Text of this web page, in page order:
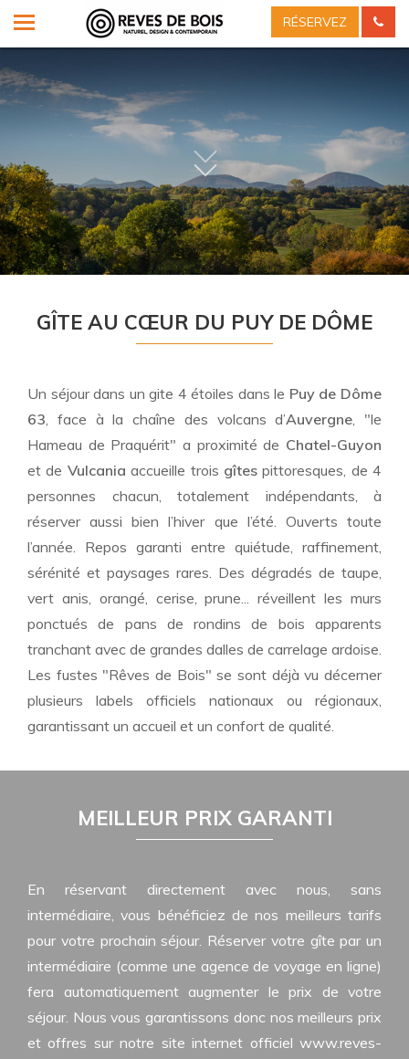
RÉSERVEZ
GÎTE AU CŒUR DU PUY DE DÔME
Un séjour dans ungite 4 étoiles dans le Puy de Dôme
63, face à la chaîne des volcans d’Auvergne, "le
Hameau de Praquérit" a proximité de Chatel-Guyon
et de Vulcania accueille trois gîtespittoresques, de 4
personnes chacun, totalement indépendants, à
réserver aussi bien l’hiver que l’été. Ouverts toute
l’année. Repos garanti entre quiétude, raffinement,
sérénité et paysages rares. Des dégradés de taupe,
vert anis, orangé, cerise, prune... réveillent les murs
ponctués de pans de rondins de bois apparents
tranchant avec de grandes dalles de carrelage ardoise.
Les fustes "Rêves de Bois" se sont déjà vu décerner
plusieurs labels officiels nationaux ou régionaux,
garantissant un accueil et un confort de qualité.
MEILLEUR PRIX GARANTI
En réservant directement avec nous, sans
intermédiaire, vous bénéficiez de nos meilleurs tarifs
pour votre prochain séjour. Réserver votre gîte par un
intermédiaire (comme une agence de voyage en ligne)
fera automatiquement augmenter le prix de votre
séjour. Nous vous garantissons donc nos meilleurs prix
et offres sur notre site internet officiel www.reves-